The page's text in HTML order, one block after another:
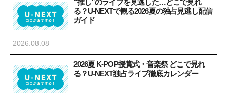
“推し”のライブを見逃した…どこで見れ
る？U-NEXTで観る2026夏の独占見逃し配信
ガイド
2026.08.08
2026夏 K-POP授賞式・音楽祭 どこで見れ
る？U-NEXT独占ライブ徹底カレンダー